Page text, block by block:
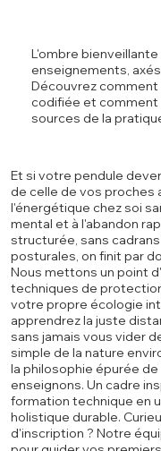
L'ombre
enseignements,
Découvrez
codifiée et comment
sources de la
Et si votre pendule
de celle de vos proches
l'énergétique chez soi
mental et à l'abandon
structurée, sans
posturales, on finit par
Nous mettons un point
techniques de
votre propre écologie
apprendrez la juste
sans jamais vous vider
simple de la nature
la philosophie épurée
enseignons. Un cadre
formation technique en
holistique durable.
d'inscription ? Notre